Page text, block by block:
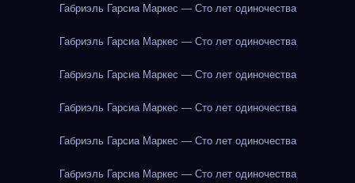
Габриэль Гарсиа Маркес — Сто лет одиночества
Габриэль Гарсиа Маркес — Сто лет одиночества
Габриэль Гарсиа Маркес — Сто лет одиночества
Габриэль Гарсиа Маркес — Сто лет одиночества
Габриэль Гарсиа Маркес — Сто лет одиночества
Габриэль Гарсиа Маркес — Сто лет одиночества